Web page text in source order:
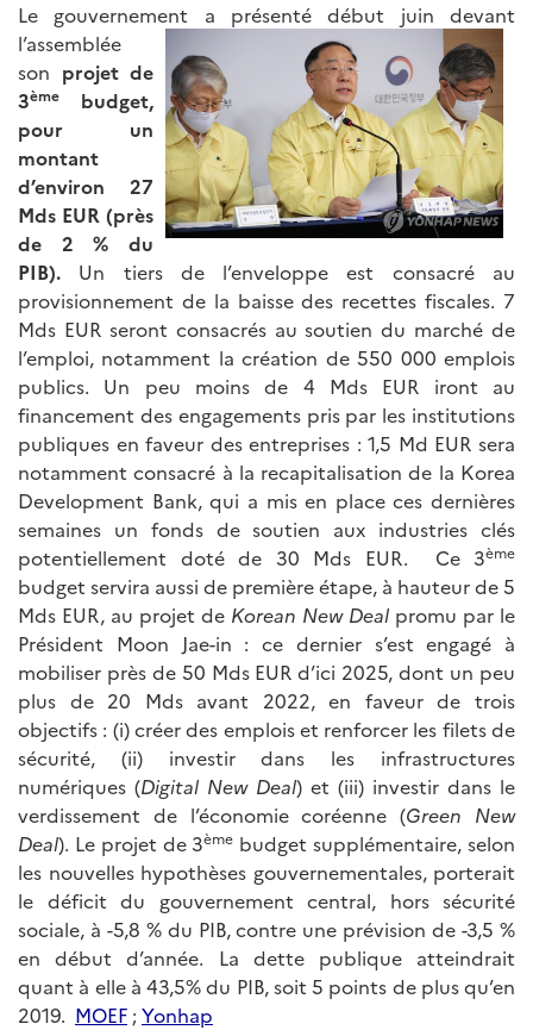
Le gouvernement a présenté début juin devant
l’assemblée
son projet de
3ème
budget,
pour un
montant
d’environ 27
Mds EUR (près
de 2 % du
PIB). Un tiers de l’enveloppe est consacré au
provisionnement de la baisse des recettes fiscales. 7
Mds EUR seront consacrés au soutien du marché de
l’emploi, notamment la création de 550 000 emplois
publics. Un peu moins de 4 Mds EUR iront au
financement des engagements pris par les institutions
publiques en faveur des entreprises : 1,5 Md EUR sera
notamment consacré à la recapitalisation de la Korea
Development Bank, qui a mis en place ces dernières
semaines un fonds de soutien aux industries clés
potentiellement doté de 30 Mds EUR. Ce 3ème
budget servira aussi de première étape, à hauteur de 5
Mds EUR, au projet de Korean New Deal promu par le
Président Moon Jae-in : ce dernier s’est engagé à
mobiliser près de 50 Mds EUR d’ici 2025, dont un peu
plus de 20 Mds avant 2022, en faveur de trois
objectifs : (i) créer des emplois et renforcer les filets de
sécurité, (ii) investir dans les infrastructures
numériques (Digital New Deal) et (iii) investir dans le
verdissement de l’économie coréenne (Green New
Deal). Le projet de 3ème budget supplémentaire, selon
les nouvelles hypothèses gouvernementales, porterait
le déficit du gouvernement central, hors sécurité
sociale, à -5,8 % du PIB, contre une prévision de -3,5 %
en début d’année. La dette publique atteindrait
quant à elle à 43,5% du PIB, soit 5 points de plus qu’en
2019. MOEF ;Yonhap